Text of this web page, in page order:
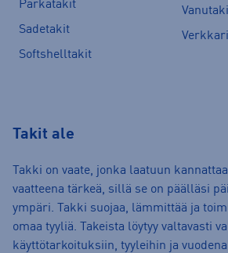
Parkatakit
Sadetakit
Softshelltakit
Takit ale
Takki on vaate, jonka laatuun
vaatteena tärkeä, sillä se on päälläsi
ympäri. Takki suojaa, lämmittää ja
omaa tyyliä. Takeista löytyy valtavasti
käyttötarkoituksiin, tyyleihin ja